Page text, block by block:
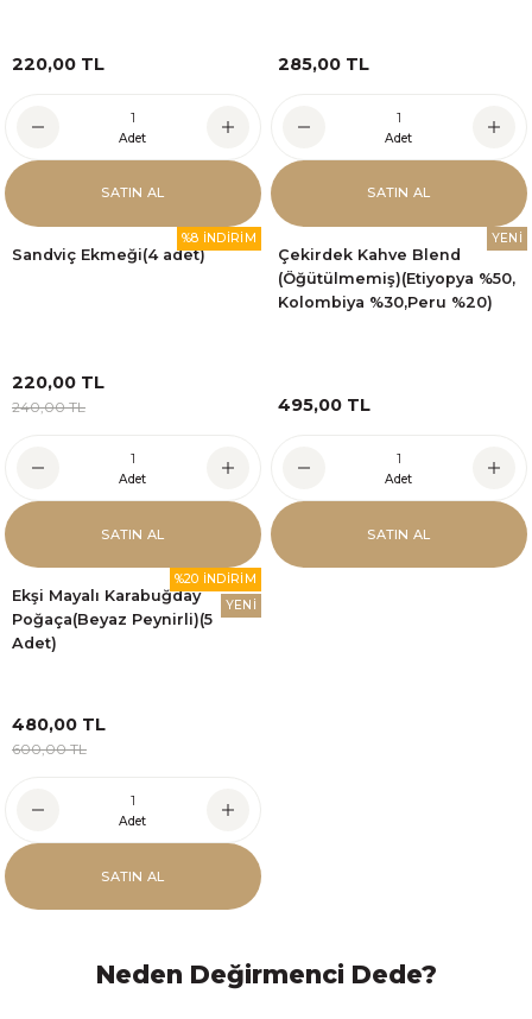
220,00 TL
Adet
SATIN AL
285,00 TL
Adet
SATIN AL
%8 İNDİRİM
Sandviç Ekmeği(4 adet)
220,00 TL
240,00 TL
Adet
SATIN AL
YENİ
Çekirdek Kahve Blend
(Öğütülmemiş)(Etiyopya %50,
Kolombiya %30,Peru %20)
495,00 TL
Adet
SATIN AL
%20 İNDİRİM
YENİ
Ekşi Mayalı Karabuğday
Poğaça(Beyaz Peynirli)(5
Adet)
480,00 TL
600,00 TL
Adet
SATIN AL
Neden Değirmenci Dede?